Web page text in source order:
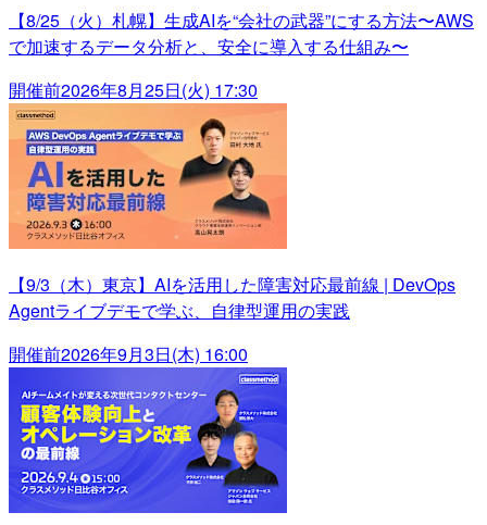
【8/25（火）札幌】生成AIを“会社の武器”にする方法〜AWS
で加速するデータ分析と、安全に導入する仕組み〜
開催前2026年8月25日(火) 17:30
【9/3（木）東京】AIを活用した障害対応最前線 | DevOps
Agentライブデモで学ぶ、自律型運用の実践
開催前2026年9月3日(木) 16:00